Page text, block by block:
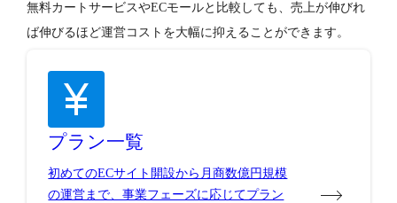
無料カートサービスやECモールと比較しても、売上が伸びれ
ば伸びるほど運営コストを大幅に抑えることができます。
プラン一覧
初めてのECサイト開設から月商数億円規模
の運営まで、事業フェーズに応じてプラン